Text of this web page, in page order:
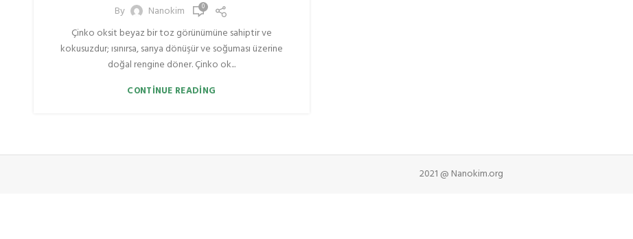
By Nanokim 0
Çinko oksit beyaz bir toz görünümüne sahiptir ve
kokusuzdur; ısınırsa, sarıya dönüşür ve soğuması üzerine
doğal rengine döner. Çinko ok...
CONTINUE READING
2021 @ Nanokim.org